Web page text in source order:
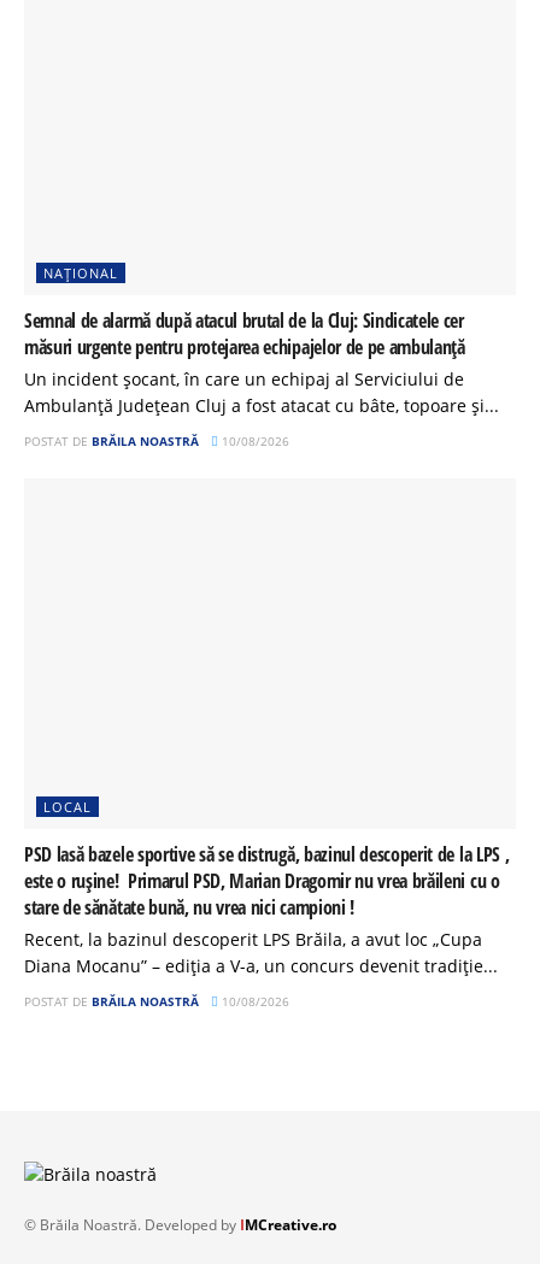
NAȚIONAL
Semnal de alarmă după atacul brutal de la Cluj: Sindicatele cer
măsuri urgente pentru protejarea echipajelor de pe ambulanță
Un incident șocant, în care un echipaj al Serviciului de
Ambulanță Județean Cluj a fost atacat cu bâte, topoare și...
POSTAT DE BRĂILA NOASTRĂ 10/08/2026
LOCAL
PSD lasă bazele sportive să se distrugă, bazinul descoperit de la LPS ,
este o rușine! Primarul PSD, Marian Dragomir nu vrea brăileni cu o
stare de sănătate bună, nu vrea nici campioni !
Recent, la bazinul descoperit LPS Brăila, a avut loc „Cupa
Diana Mocanu” – ediția a V-a, un concurs devenit tradiție...
POSTAT DE BRĂILA NOASTRĂ 10/08/2026
© Brăila Noastră. Developed by IMCreative.ro